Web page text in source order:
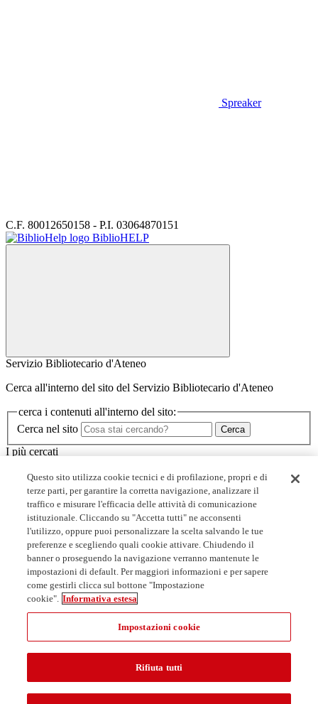
Spreaker
C.F. 80012650158 - P.I. 03064870151
BiblioHELP
Servizio Bibliotecario d'Ateneo
Cerca all'interno del sito del Servizio Bibliotecario d'Ateneo
cerca i contenuti all'interno del sito:
Cerca nel sito
Cerca
I più cercati
Minerva
I corsi dello SBA
Biblioteche
Servizi
Link utili
Prenota un posto in biblioteca
Collaborazioni studentesche
Open access: accordi con gli editori
MediaLibraryOnLine - MLOL
Questo sito utilizza cookie tecnici e di profilazione, propri e di
terze parti, per garantire la corretta navigazione, analizzare il
traffico e misurare l'efficacia delle attività di comunicazione
istituzionale. Cliccando su "Accetta tutti" ne acconsenti
l'utilizzo, oppure puoi personalizzare la scelta salvando le tue
preferenze e scegliendo quali cookie attivare. Chiudendo il
banner o proseguendo la navigazione verranno mantenute le
impostazioni di default. Per maggiori informazioni e per sapere
come gestirli clicca sul bottone "Impostazione
cookie". Informativa estesa
Impostazioni cookie
Rifiuta tutti